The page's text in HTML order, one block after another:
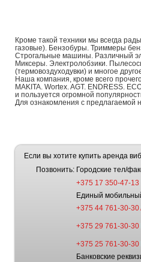
Кроме такой техники мы всегда
газовые). Бензобуры. Триммеры
Строгальные машины. Различный
Миксеры. Электролобзики.
(термовоздуходувки) и многое
Наша компания, кроме всего
MAKITA. Wortex. AGT. ENDRESS.
и пользуется огромной
Для ознакомления с предлагаемой
Если вы хотите купить аренда
Позвонить: Городские тел/
+375 17 350-47-13
Единый
+375 44 761-30-30
+375 29 761-30-
+375 25 761-30-30
Банковские